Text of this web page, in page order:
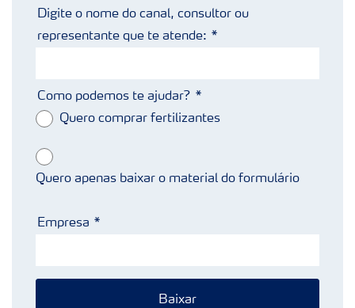
Digite o nome do canal, consultor ou
representante que te atende:
Como podemos te ajudar?
Quero comprar fertilizantes
Quero apenas baixar o material do formulário
Empresa
Baixar